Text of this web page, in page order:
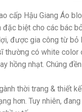
cấp Hậu Giang Áo
đặc biệt cho các bác
được gia công từ bỏ
thường có white color
hồng nhạt. Chúng
thời trang & thiết
hơn. Tuy nhiên,